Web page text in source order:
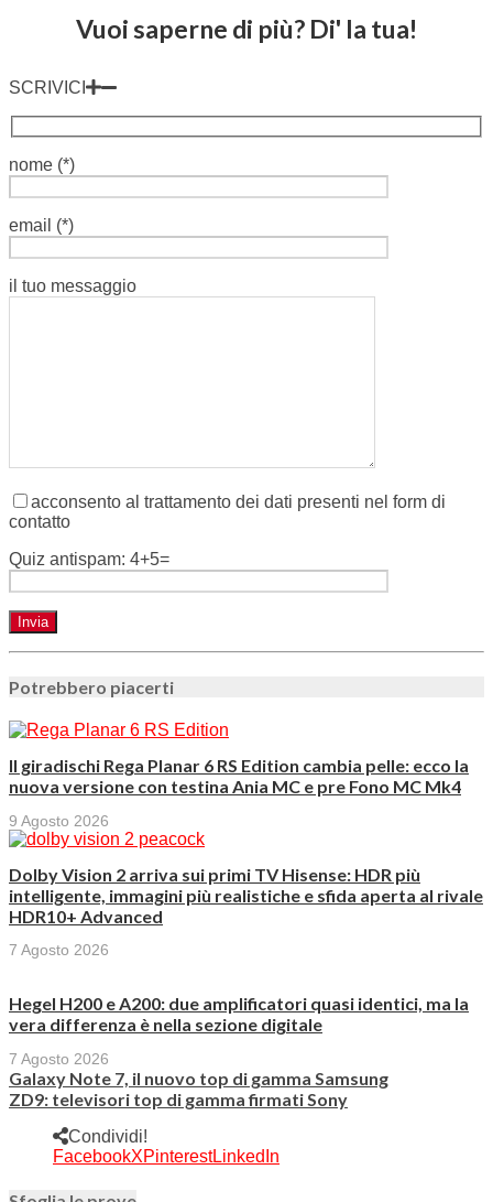
Vuoi saperne di più? Di' la tua!
SCRIVICI
nome (*)
email (*)
il tuo messaggio
acconsento al trattamento dei dati presenti nel form di
contatto
Quiz antispam: 4+5=
Potrebbero piacerti
Il giradischi Rega Planar 6 RS Edition cambia pelle: ecco la
nuova versione con testina Ania MC e pre Fono MC Mk4
9 Agosto 2026
Dolby Vision 2 arriva sui primi TV Hisense: HDR più
intelligente, immagini più realistiche e sfida aperta al rivale
HDR10+ Advanced
7 Agosto 2026
Hegel H200 e A200: due amplificatori quasi identici, ma la
vera differenza è nella sezione digitale
7 Agosto 2026
Galaxy Note 7, il nuovo top di gamma Samsung
ZD9: televisori top di gamma firmati Sony
Condividi!
FacebookXPinterestLinkedIn